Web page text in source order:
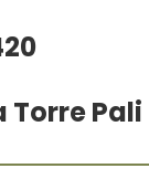
Pali